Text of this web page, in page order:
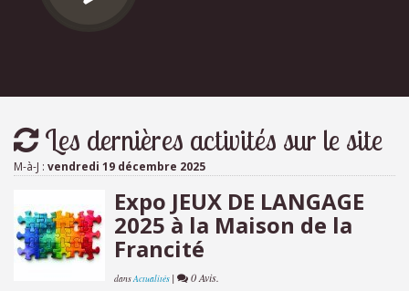
Les dernières activités sur le site
M-à-J : vendredi 19 décembre 2025
Expo JEUX DE LANGAGE
2025 à la Maison de la
Francité
dansActualités | 0 Avis.